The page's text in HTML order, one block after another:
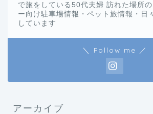
で旅をしている50代夫婦 訪れた場所
ー向け駐車場情報・ペット旅情報・日
しています
＼ Follow me ／
アーカイブ